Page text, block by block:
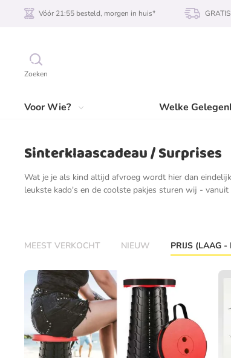
Zoeken
Voor Wie? Welke
Vóór 21:55 besteld, morgen in huis*
Sinterklaascadeau / Surprises
Wat je je als kind altijd afvroeg wordt hier dan
leukste kado's en de coolste pakjes sturen wij -
MEEST VERKOCHT NIEUW PRIJS (LAAG -